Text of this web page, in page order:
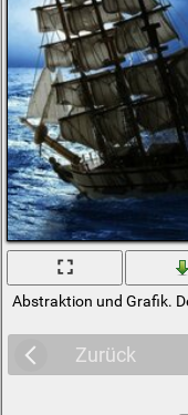
Abstraktion und Grafik.
Zurück